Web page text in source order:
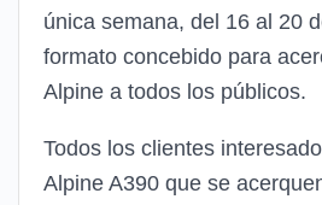
única semana, del 16 al 20
formato concebido para
Alpine a todos los públicos.
Todos los clientes
Alpine A390 que se